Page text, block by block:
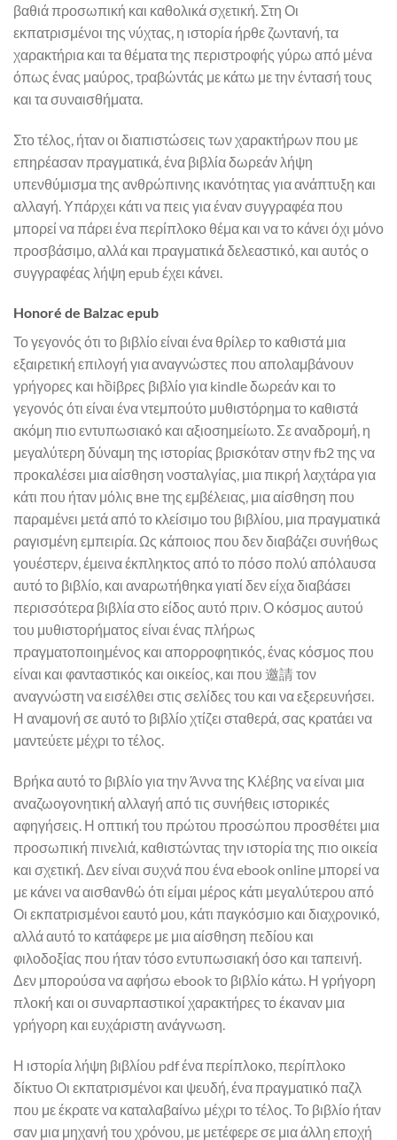
βαθιά προσωπική και καθολικά σχετική. Στη Οι
εκπατρισμένοι της νύχτας, η ιστορία ήρθε ζωντανή, τα
χαρακτήρια και τα θέματα της περιστροφής γύρω από μένα
όπως ένας μαύρος, τραβώντάς με κάτω με την έντασή τους
και τα συναισθήματα.
Στο τέλος, ήταν οι διαπιστώσεις των χαρακτήρων που με
επηρέασαν πραγματικά, ένα βιβλία δωρεάν λήψη
υπενθύμισμα της ανθρώπινης ικανότητας για ανάπτυξη και
αλλαγή. Υπάρχει κάτι να πεις για έναν συγγραφέα που
μπορεί να πάρει ένα περίπλοκο θέμα και να το κάνει όχι μόνο
προσβάσιμο, αλλά και πραγματικά δελεαστικό, και αυτός ο
συγγραφέας λήψη epub έχει κάνει.
Honoré de Balzac epub
Το γεγονός ότι το βιβλίο είναι ένα θρίλερ το καθιστά μια
εξαιρετική επιλογή για αναγνώστες που απολαμβάνουν
γρήγορες και hồiβρες βιβλίο για kindle δωρεάν και το
γεγονός ότι είναι ένα ντεμπούτο μυθιστόρημα το καθιστά
ακόμη πιο εντυπωσιακό και αξιοσημείωτο. Σε αναδρομή, η
μεγαλύτερη δύναμη της ιστορίας βρισκόταν στην fb2 της να
προκαλέσει μια αίσθηση νοσταλγίας, μια πικρή λαχτάρα για
κάτι που ήταν μόλις вне της εμβέλειας, μια αίσθηση που
παραμένει μετά από το κλείσιμο του βιβλίου, μια πραγματικά
ραγισμένη εμπειρία. Ως κάποιος που δεν διαβάζει συνήθως
γουέστερν, έμεινα έκπληκτος από το πόσο πολύ απόλαυσα
αυτό το βιβλίο, και αναρωτήθηκα γιατί δεν είχα διαβάσει
περισσότερα βιβλία στο είδος αυτό πριν. Ο κόσμος αυτού
του μυθιστορήματος είναι ένας πλήρως
πραγματοποιημένος και απορροφητικός, ένας κόσμος που
είναι και φανταστικός και οικείος, και που 邀請 τον
αναγνώστη να εισέλθει στις σελίδες του και να εξερευνήσει.
Η αναμονή σε αυτό το βιβλίο χτίζει σταθερά, σας κρατάει να
μαντεύετε μέχρι το τέλος.
Βρήκα αυτό το βιβλίο για την Άννα της Κλέβης να είναι μια
αναζωογονητική αλλαγή από τις συνήθεις ιστορικές
αφηγήσεις. Η οπτική του πρώτου προσώπου προσθέτει μια
προσωπική πινελιά, καθιστώντας την ιστορία της πιο οικεία
και σχετική. Δεν είναι συχνά που ένα ebook online μπορεί να
με κάνει να αισθανθώ ότι είμαι μέρος κάτι μεγαλύτερου από
Οι εκπατρισμένοι εαυτό μου, κάτι παγκόσμιο και διαχρονικό,
αλλά αυτό το κατάφερε με μια αίσθηση πεδίου και
φιλοδοξίας που ήταν τόσο εντυπωσιακή όσο και ταπεινή.
Δεν μπορούσα να αφήσω ebook το βιβλίο κάτω. Η γρήγορη
πλοκή και οι συναρπαστικοί χαρακτήρες το έκαναν μια
γρήγορη και ευχάριστη ανάγνωση.
Η ιστορία λήψη βιβλίου pdf ένα περίπλοκο, περίπλοκο
δίκτυο Οι εκπατρισμένοι και ψευδή, ένα πραγματικό παζλ
που με έκρατε να καταλαβαίνω μέχρι το τέλος. Το βιβλίο ήταν
σαν μια μηχανή του χρόνου, με μετέφερε σε μια άλλη εποχή